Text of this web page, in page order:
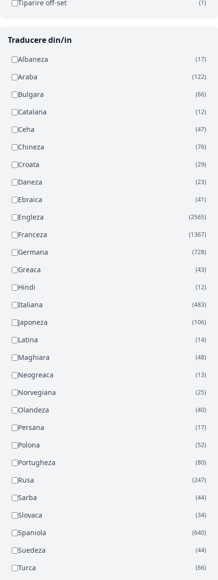
Tiparire off-set (1)
Traducere din/in
Albaneza (17)
Araba (122)
Bulgara (66)
Catalana (12)
Ceha (47)
Chineza (76)
Croata (29)
Daneza (23)
Ebraica (41)
Engleza (2565)
Franceza (1367)
Germana (728)
Greaca (43)
Hindi (12)
Italiana (483)
Japoneza (106)
Latina (14)
Maghiara (48)
Neogreaca (13)
Norvegiana (25)
Olandeza (40)
Persana (17)
Polona (52)
Portugheza (80)
Rusa (247)
Sarba (44)
Slovaca (34)
Spaniola (640)
Suedeza (44)
Turca (66)